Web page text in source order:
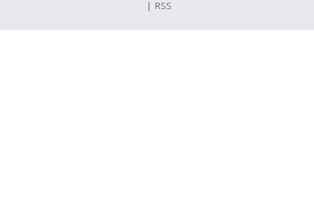
RSS